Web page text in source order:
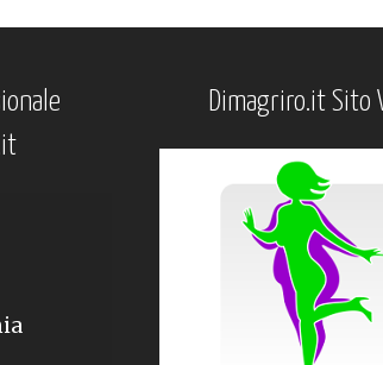
Dimagriro.it Sito